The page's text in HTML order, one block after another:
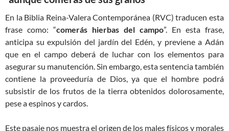
En la Biblia Reina-Valera Contemporánea (RVC) traducen esta
frase como: “comerás hierbas del campo”. En esta frase,
anticipa su expulsión del jardín del Edén, y previene a Adán
que en el campo deberá de luchar con los elementos para
asegurar su manutención. Sin embargo, esta sentencia también
contiene la proveeduría de Dios, ya que el hombre podrá
subsistir de los frutos de la tierra obtenidos dolorosamente,
pese a espinos y cardos.
Este pasaje nos muestra el origen de los males físicos y morales